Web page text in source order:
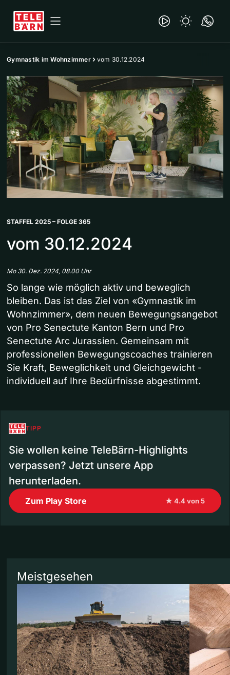
Gymnastik im Wohnzimmer vom 30.12.2024
STAFFEL 2025 – FOLGE 365
vom 30.12.2024
Mo 30. Dez. 2024, 08.00 Uhr
So lange wie möglich aktiv und beweglich
bleiben. Das ist das Ziel von «Gymnastik im
Wohnzimmer», dem neuen Bewegungsangebot
von Pro Senectute Kanton Bern und Pro
Senectute Arc Jurassien. Gemeinsam mit
professionellen Bewegungscoaches trainieren
Sie Kraft, Beweglichkeit und Gleichgewicht -
individuell auf Ihre Bedürfnisse abgestimmt.
TIPP
Sie wollen keine TeleBärn-Highlights
verpassen? Jetzt unsere App
herunterladen.
Zum Play Store ★ 4.4 von 5
Meistgesehen